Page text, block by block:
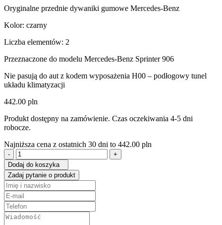
Oryginalne przednie dywaniki gumowe Mercedes-Benz
Kolor: czarny
Liczba elementów: 2
Przeznaczone do modelu Mercedes-Benz Sprinter 906
Nie pasują do aut z kodem wyposażenia H00 – podłogowy tunel
układu klimatyzacji
442.00 pln
Produkt dostępny na zamówienie. Czas oczekiwania 4-5 dni
robocze.
Najniższa cena z ostatnich 30 dni to 442.00 pln
ilość
Dywaniki
Sprinter
906
przód
Dodaj do koszyka
Zadaj pytanie o produkt